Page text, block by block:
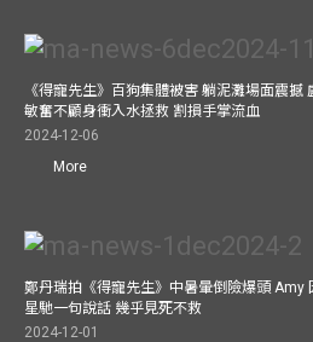
《得寵先生》百狗集體被害 躺泥灘場面震撼
敏奮不顧身衝入水拯救 割損手掌流血
2024-12-06
More
鄭丹瑞拍《得寵先生》中暑暈倒險爆頭 Amy
星馳一句說話 幾乎見死不救
2024-12-01